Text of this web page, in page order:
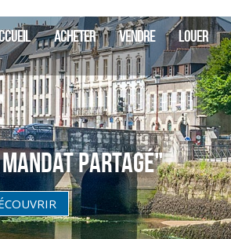
ACHETER VENDRE LOUER
partagé"